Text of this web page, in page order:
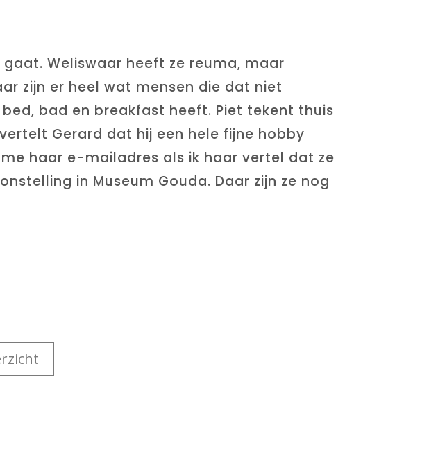
Weliswaar heeft ze reuma, maar
zijn er heel wat mensen die dat niet
bad en breakfast heeft. Piet tekent thuis
Gerard dat hij een hele fijne hobby
haar e-mailadres als ik haar vertel dat ze
in Museum Gouda. Daar zijn ze nog